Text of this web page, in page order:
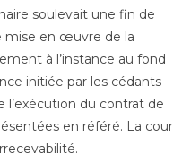
soulevait une fin de
mise en œuvre de la
à l’instance au fond
initiée par les cédants
l’exécution du contrat de
en référé. La cour